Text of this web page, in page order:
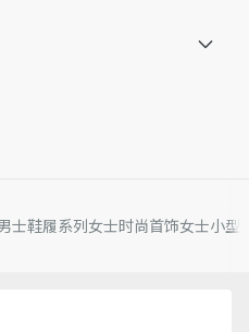
士鞋履系列女士时尚首饰女士小型